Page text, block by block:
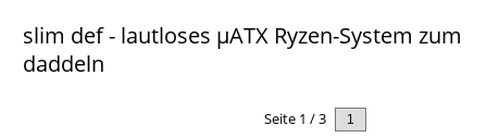
slim def - lautloses µATX Ryzen-System zum
daddeln
Seite 1 / 3